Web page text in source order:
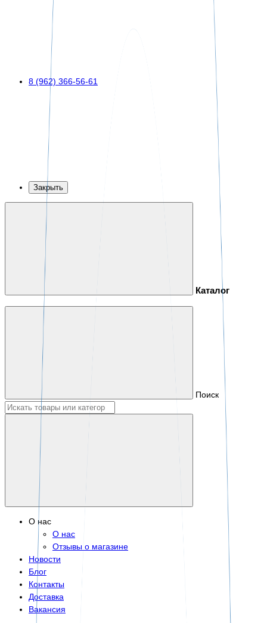
8 (962) 366-56-61
Закрыть
Каталог
Поиск
О нас
О нас
Отзывы о магазине
Новости
Блог
Контакты
Доставка
Вакансия